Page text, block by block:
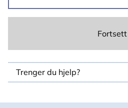
Fortsett
Trenger du hjelp?